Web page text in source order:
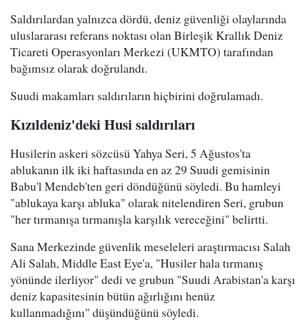
Saldırılardan yalnızca dördü, deniz güvenliği olaylarında
uluslararası referans noktası olan Birleşik Krallık Deniz
Ticareti Operasyonları Merkezi (UKMTO) tarafından
bağımsız olarak doğrulandı.
Suudi makamları saldırıların hiçbirini doğrulamadı.
Kızıldeniz'deki Husi saldırıları
Husilerin askeri sözcüsü Yahya Seri, 5 Ağustos'ta
ablukanın ilk iki haftasında en az 29 Suudi gemisinin
Babu'l Mendeb'ten geri döndüğünü söyledi. Bu hamleyi
"ablukaya karşı abluka" olarak nitelendiren Seri, grubun
"her tırmanışa tırmanışla karşılık vereceğini" belirtti.
Sana Merkezinde güvenlik meseleleri araştırmacısı Salah
Ali Salah, Middle East Eye'a, "Husiler hala tırmanış
yönünde ilerliyor" dedi ve grubun "Suudi Arabistan'a karşı
deniz kapasitesinin bütün ağırlığını henüz
kullanmadığını" düşündüğünü söyledi.